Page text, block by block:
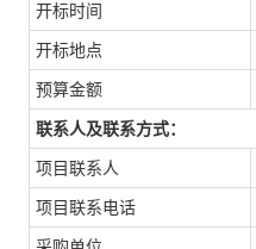
开标时间
开标地点
预算金额
联系人及联系方式：
项目联系人
项目联系电话